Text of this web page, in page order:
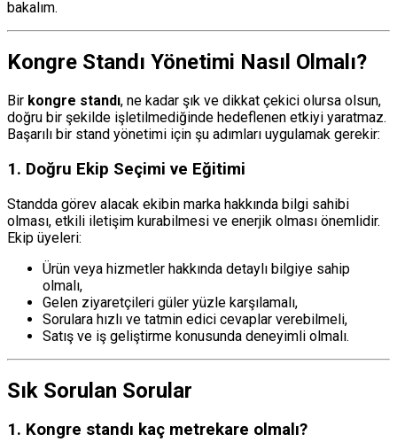
bakalım.
Kongre Standı Yönetimi Nasıl Olmalı?
Bir kongre standı, ne kadar şık ve dikkat çekici olursa olsun,
doğru bir şekilde işletilmediğinde hedeflenen etkiyi yaratmaz.
Başarılı bir stand yönetimi için şu adımları uygulamak gerekir:
1. Doğru Ekip Seçimi ve Eğitimi
Standda görev alacak ekibin marka hakkında bilgi sahibi
olması, etkili iletişim kurabilmesi ve enerjik olması önemlidir.
Ekip üyeleri:
Ürün veya hizmetler hakkında detaylı bilgiye sahip
olmalı,
Gelen ziyaretçileri güler yüzle karşılamalı,
Sorulara hızlı ve tatmin edici cevaplar verebilmeli,
Satış ve iş geliştirme konusunda deneyimli olmalı.
Sık Sorulan Sorular
1. Kongre standı kaç metrekare olmalı?